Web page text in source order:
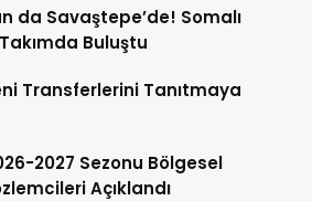
da Savaştepe’de! Somalı
Takımda Buluştu
Transferlerini Tanıtmaya
2027 Sezonu Bölgesel
Açıklandı